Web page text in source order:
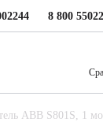
8 800
ABB S801S, 1